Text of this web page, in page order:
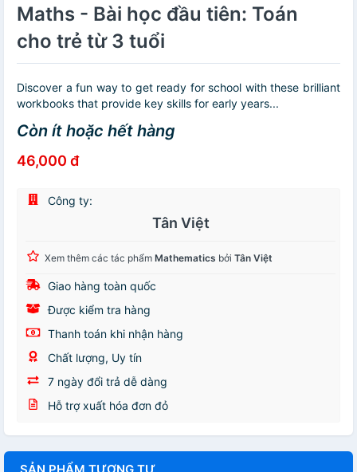
Maths - Bài học đầu tiên: Toán
cho trẻ từ 3 tuổi
Discover a fun way to get ready for school with these brilliant
workbooks that provide key skills for early years...
Còn ít hoặc hết hàng
46,000 đ
Công ty:
Tân Việt
Xem thêm các tác phẩm Mathematics bởi Tân Việt
Giao hàng toàn quốc
Được kiểm tra hàng
Thanh toán khi nhận hàng
Chất lượng, Uy tín
7 ngày đổi trả dễ dàng
Hỗ trợ xuất hóa đơn đỏ